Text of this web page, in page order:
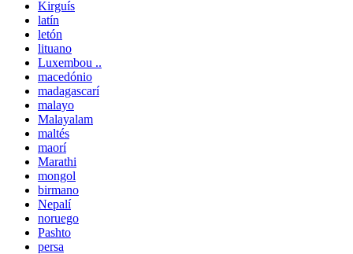
Kirguís
latín
letón
lituano
Luxembou ..
macedónio
madagascarí
malayo
Malayalam
maltés
maorí
Marathi
mongol
birmano
Nepalí
noruego
Pashto
persa